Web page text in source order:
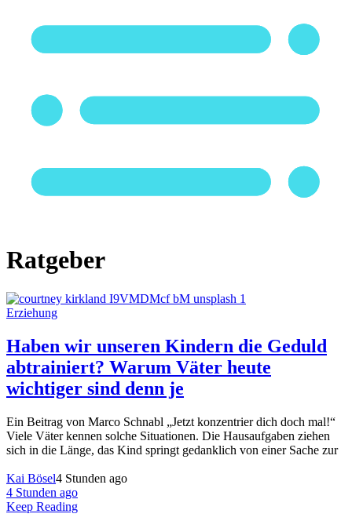
Ratgeber
Erziehung
Haben wir unseren Kindern die Geduld
abtrainiert? Warum Väter heute
wichtiger sind denn je
Ein Beitrag von Marco Schnabl „Jetzt konzentrier dich doch mal!“
Viele Väter kennen solche Situationen. Die Hausaufgaben ziehen
sich in die Länge, das Kind springt gedanklich von einer Sache zur
Kai Bösel4 Stunden ago
4 Stunden ago
Keep Reading